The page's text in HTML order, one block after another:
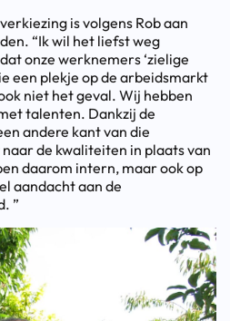
is volgens Rob aan
“Ik wil het liefst weg
onze werknemers ‘zielige
een plekje op de arbeidsmarkt
niet het geval. Wij hebben
talenten. Dankzij de
andere kant van die
de kwaliteiten in plaats van
daarom intern, maar ook op
aandacht aan de
”